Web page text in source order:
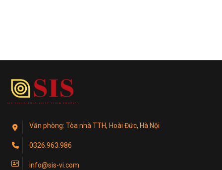
Văn phòng: Tòa nhà TTH, Hoài Đức, Hà Nội
0326.963.986
info@sis-vi.com